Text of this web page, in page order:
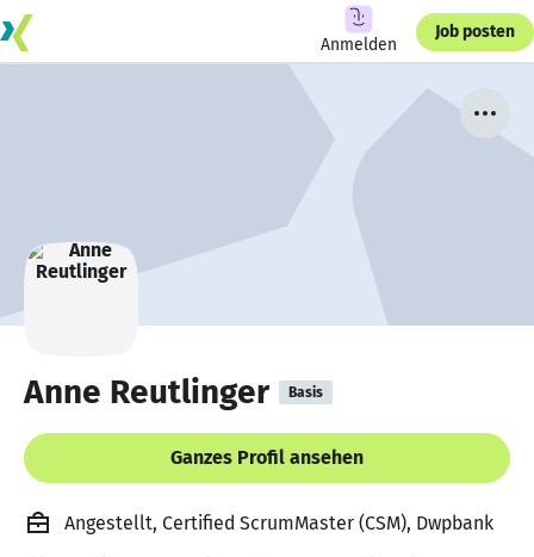
Anmelden
Job posten
Anne Reutlinger Basis
Ganzes Profil ansehen
Angestellt, Certified ScrumMaster (CSM), Dwpbank